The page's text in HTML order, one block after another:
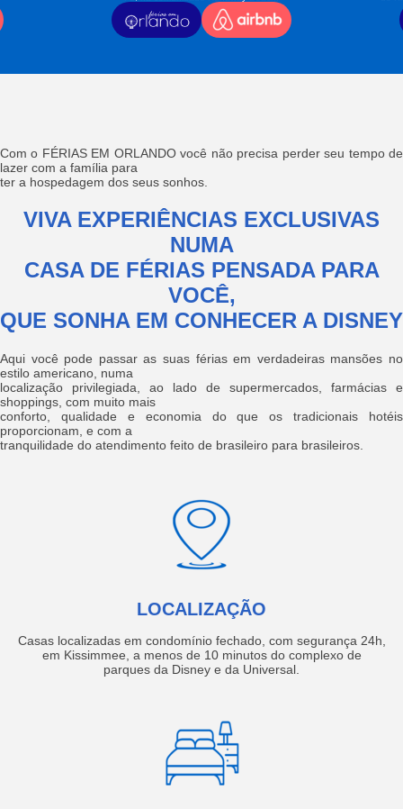
Com o FÉRIAS EM ORLANDO você não precisa perder seu tempo de
lazer com a família para
ter a hospedagem dos seus sonhos.
VIVA EXPERIÊNCIAS EXCLUSIVAS
NUMA
CASA DE FÉRIAS PENSADA PARA
VOCÊ,
QUE SONHA EM CONHECER A DISNEY
Aqui você pode passar as suas férias em verdadeiras mansões no
estilo americano, numa
localização privilegiada, ao lado de supermercados, farmácias e
shoppings, com muito mais
conforto, qualidade e economia do que os tradicionais hotéis
proporcionam, e com a
tranquilidade do atendimento feito de brasileiro para brasileiros.
LOCALIZAÇÃO
Casas localizadas em condomínio fechado, com segurança 24h,
em Kissimmee, a menos de 10 minutos do complexo de
parques da Disney e da Universal.